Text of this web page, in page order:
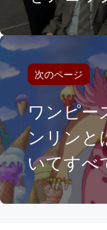
次のページ
ワンピー
ンリンと
いてすべ